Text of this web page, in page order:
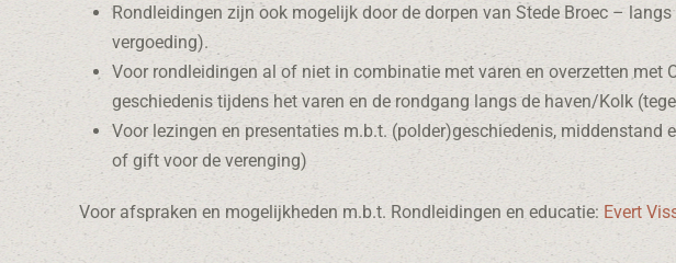
Rondleidingen zijn ook mogelijk door de dorpen van Stede Broec –
vergoeding).
Voor rondleidingen al of niet in combinatie met varen en overzetten met
geschiedenis tijdens het varen en de rondgang langs de haven/Kolk
Voor lezingen en presentaties m.b.t. (polder)geschiedenis, middenstand
of gift voor de verenging)
Voor afspraken en mogelijkheden m.b.t. Rondleidingen en educatie: Evert